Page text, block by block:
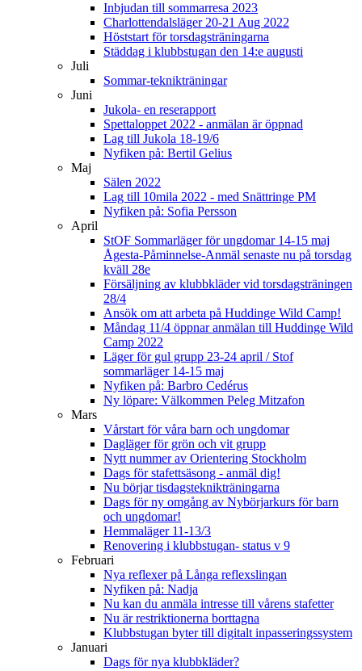
Inbjudan till sommarresa 2023
Charlottendalsläger 20-21 Aug 2022
Höststart för torsdagsträningarna
Städdag i klubbstugan den 14:e augusti
Juli
Sommar-teknikträningar
Juni
Jukola- en reserapport
Spettaloppet 2022 - anmälan är öppnad
Lag till Jukola 18-19/6
Nyfiken på: Bertil Gelius
Maj
Sälen 2022
Lag till 10mila 2022 - med Snättringe PM
Nyfiken på: Sofia Persson
April
StOF Sommarläger för ungdomar 14-15 maj
Ågesta-Påminnelse-Anmäl senaste nu på torsdag
kväll 28e
Försäljning av klubbkläder vid torsdagsträningen
28/4
Ansök om att arbeta på Huddinge Wild Camp!
Måndag 11/4 öppnar anmälan till Huddinge Wild
Camp 2022
Läger för gul grupp 23-24 april / Stof
sommarläger 14-15 maj
Nyfiken på: Barbro Cedérus
Ny löpare: Välkommen Peleg Mitzafon
Mars
Vårstart för våra barn och ungdomar
Dagläger för grön och vit grupp
Nytt nummer av Orientering Stockholm
Dags för stafettsäsong - anmäl dig!
Nu börjar tisdagsteknikträningarna
Dags för ny omgång av Nybörjarkurs för barn
och ungdomar!
Hemmaläger 11-13/3
Renovering i klubbstugan- status v 9
Februari
Nya reflexer på Långa reflexslingan
Nyfiken på: Nadja
Nu kan du anmäla intresse till vårens stafetter
Nu är restriktionerna borttagna
Klubbstugan byter till digitalt inpasseringssystem
Januari
Dags för nya klubbkläder?